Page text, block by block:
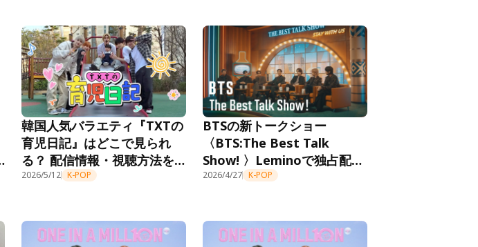
韓国人気バラエティ『TXTの
育児日記』はどこで見られ
る？ 配信情報・視聴方法を
紹介
2026/5/12 K-POP
BTSの新トークショー
〈BTS:The Best Talk
Show! 〉Leminoで独占配信
中。ドコモMAX with BTSの
2026/4/27 K-POP